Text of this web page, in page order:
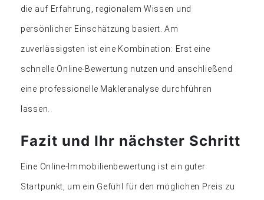
die auf Erfahrung, regionalem Wissen und
persönlicher Einschätzung basiert. Am
zuverlässigsten ist eine Kombination: Erst eine
schnelle Online-Bewertung nutzen und anschließend
eine professionelle Makleranalyse durchführen
lassen.
Fazit und Ihr nächster Schritt
Eine Online-Immobilienbewertung ist ein guter
Startpunkt, um ein Gefühl für den möglichen Preis zu